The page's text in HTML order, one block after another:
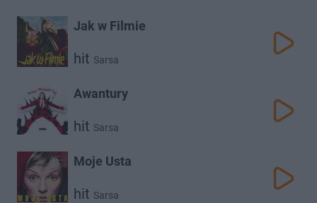
Jak w Filmie
hit Sarsa
Awantury
hit Sarsa
Moje Usta
hit Sarsa